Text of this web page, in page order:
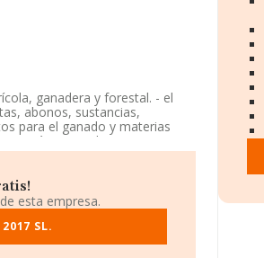
ganadera y forestal. - el
abonos, sustancias,
para el ganado y materias
está registrada como
arroz), leguminosas y semillas
al 2024 y teniendo en
número de empleados por
esta empresa.
SL.